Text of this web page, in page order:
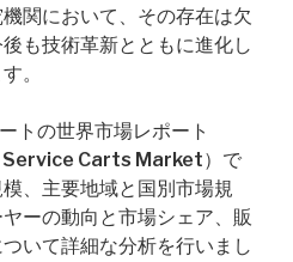
関において、その存在は欠
も技術革新とともに進化し
。
トの世界市場レポート
Service Carts Market）で
、主要地域と国別市場規
ーの動向と市場シェア、販
いて詳細な分析を行いまし